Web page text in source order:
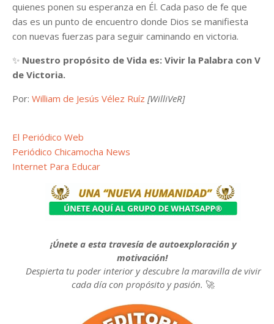
quienes ponen su esperanza en Él. Cada paso de fe que
das es un punto de encuentro donde Dios se manifiesta
con nuevas fuerzas para seguir caminando en victoria.
✨ Nuestro propósito de Vida es: Vivir la Palabra con V
de Victoria.
Por: William de Jesús Vélez Ruíz [WilliVeR]
El Periódico Web
Periódico Chicamocha News
Internet Para Educar
¡Únete a esta travesía de autoexploración y
motivación!
Despierta tu poder interior y descubre la maravilla de vivir
cada día con propósito y pasión. 🚀